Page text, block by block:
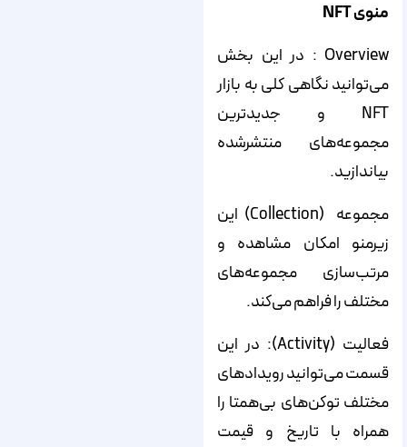
منویNFT
Overview : در این بخش
می‌توانید نگاهی کلی به بازار
NFT و جدیدترین
مجموعه‌های منتشرشده
بیاندازید.
مجموعه (Collection‌) این
زیرمنو امکان مشاهده و
مرتب‌سازی مجموعه‌های
مختلف را فراهم می‌کند.
فعالیت (Activity‌): در این
قسمت می‌توانید رویدادهای
مختلف توکن‌های بی‌همتا را
همراه با تاریخ و قیمت